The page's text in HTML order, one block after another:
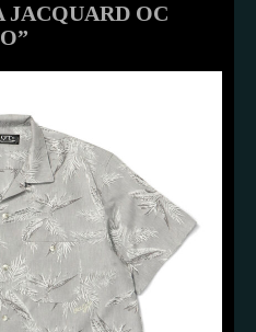
JACQUARD OC